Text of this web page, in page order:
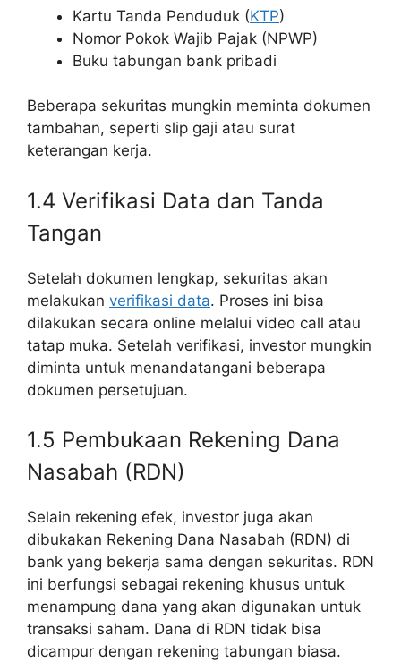
Kartu Tanda Penduduk (KTP)
Nomor Pokok Wajib Pajak (NPWP)
Buku tabungan bank pribadi
Beberapa sekuritas mungkin meminta dokumen
tambahan, seperti slip gaji atau surat
keterangan kerja.
1.4 Verifikasi Data dan Tanda
Tangan
Setelah dokumen lengkap, sekuritas akan
melakukan verifikasi data. Proses ini bisa
dilakukan secara online melalui video call atau
tatap muka. Setelah verifikasi, investor mungkin
diminta untuk menandatangani beberapa
dokumen persetujuan.
1.5 Pembukaan Rekening Dana
Nasabah (RDN)
Selain rekening efek, investor juga akan
dibukakan Rekening Dana Nasabah (RDN) di
bank yang bekerja sama dengan sekuritas. RDN
ini berfungsi sebagai rekening khusus untuk
menampung dana yang akan digunakan untuk
transaksi saham. Dana di RDN tidak bisa
dicampur dengan rekening tabungan biasa.